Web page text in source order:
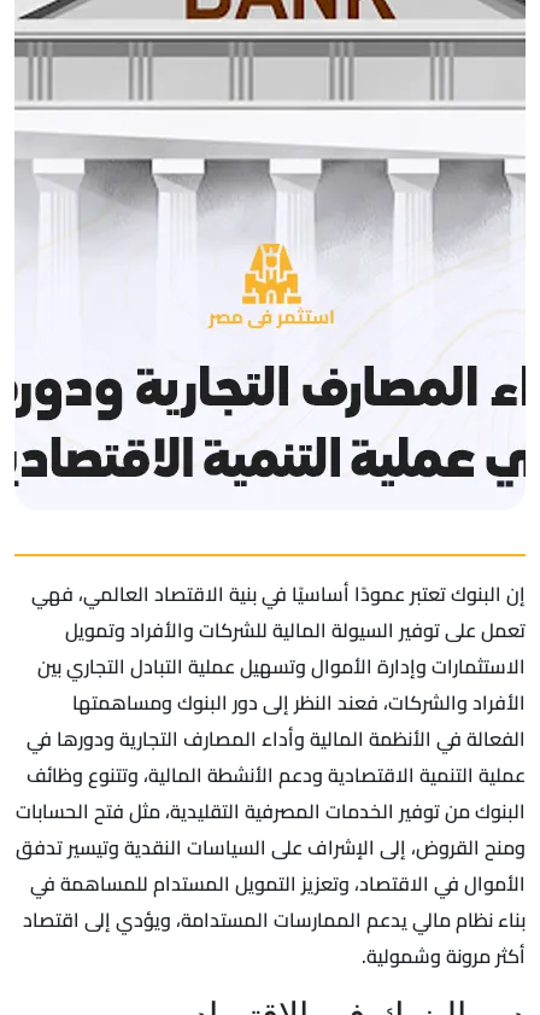
إن البنوك تعتبر عمودًا أساسيًا في بنية الاقتصاد العالمي، فهي
تعمل على توفير السيولة المالية للشركات والأفراد وتمويل
الاستثمارات وإدارة الأموال وتسهيل عملية التبادل التجاري بين
الأفراد والشركات، فعند النظر إلى دور البنوك ومساهمتها
الفعالة في الأنظمة المالية وأداء المصارف التجارية ودورها في
عملية التنمية الاقتصادية ودعم الأنشطة المالية، وتتنوع وظائف
البنوك من توفير الخدمات المصرفية التقليدية، مثل فتح الحسابات
ومنح القروض، إلى الإشراف على السياسات النقدية وتيسير تدفق
الأموال في الاقتصاد، وتعزيز التمويل المستدام للمساهمة في
بناء نظام مالي يدعم الممارسات المستدامة، ويؤدي إلى اقتصاد
أكثر مرونة وشمولية.